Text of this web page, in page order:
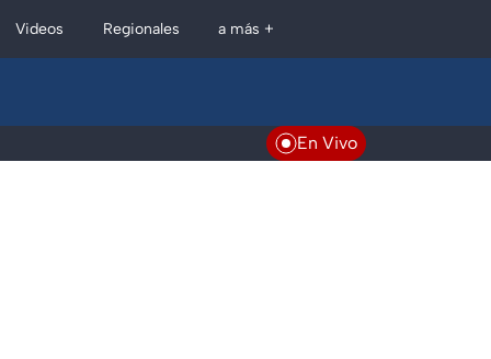
Videos Regionales a más +
En Vivo